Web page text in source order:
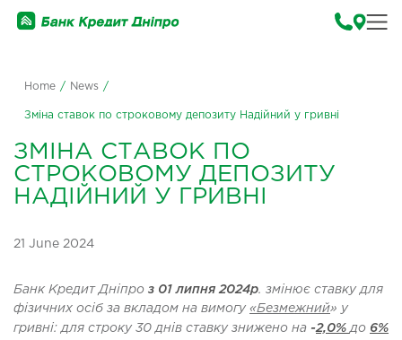
Home / News /
Зміна ставок по строковому депозиту Надійний у гривні
ЗМІНА СТАВОК ПО
СТРОКОВОМУ ДЕПОЗИТУ
НАДІЙНИЙ У ГРИВНІ
21 June 2024
Банк Кредит Дніпро з 01 липня 2024р. змінює ставку для
фізичних осіб за вкладом на вимогу «Безмежний» у
гривні: для строку 30 днів ставку знижено на -2,0%до 6%